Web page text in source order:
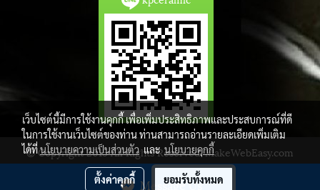
Message Us
© Copyright 2015 All Rights Reserved. MakeWebEasy.com
ผู้เข้าชมวันนี้ 1,990
เว็บไซต์นี้มีการใช้งานคุกกี้ เพื่อเพิ่มประสิทธิภาพและประสบการณ์ที่ดี
ในการใช้งานเว็บไซต์ของท่าน ท่านสามารถอ่านรายละเอียดเพิ่มเติม
ได้ที่นโยบายความเป็นส่วนตัวและนโยบายคุกกี้
ตั้งค่าคุกกี้ ยอมรับทั้งหมด